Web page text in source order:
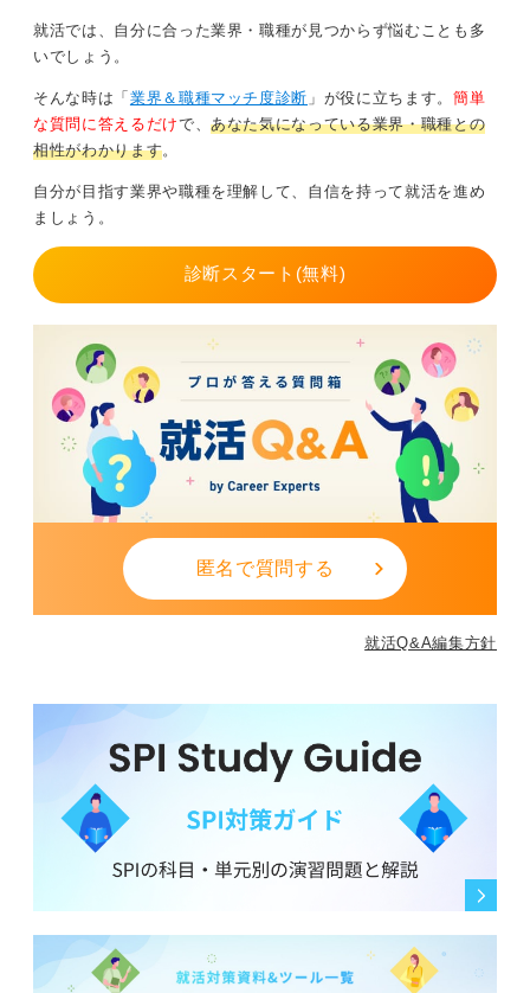
就活では、自分に合った業界・職種が見つからず悩むことも多
いでしょう。
そんな時は「業界＆職種マッチ度診断 」が役に立ちます。 簡単
な質問に答えるだけで、あなた気になっている業界・職種との
相性がわかります。
自分が目指す業界や職種を理解して、自信を持って就活を進め
ましょう。
診断スタート(無料)
匿名で質問する
就活Q&A編集方針